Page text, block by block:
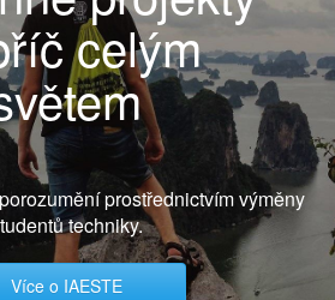
celým
prostřednictvím výměny
techniky.
Více o IAESTE